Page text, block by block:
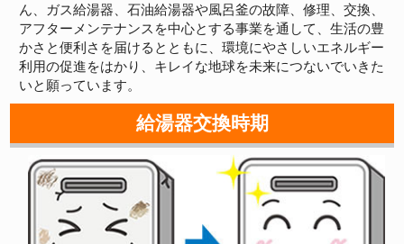
ん、ガス給湯器、石油給湯器や風呂釜の故障、修理、交換、
アフターメンテナンスを中心とする事業を通して、生活の豊
かさと便利さを届けるとともに、環境にやさしいエネルギー
利用の促進をはかり、キレイな地球を未来につないでいきた
いと願っています。
給湯器交換時期